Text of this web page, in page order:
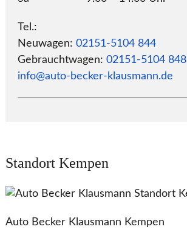
Tel.:
Neuwagen: 02151-5104 844
Gebrauchtwagen: 02151-5104 848
info@auto-becker-klausmann.de
Standort Kempen
Auto Becker Klausmann Kempen